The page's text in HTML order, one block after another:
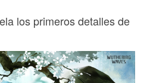
los primeros detalles de